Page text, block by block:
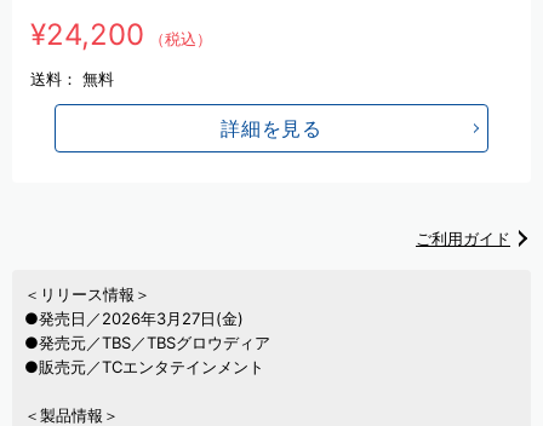
¥24,200 （税込）
送料： 無料
詳細を見る
ご利用ガイド
＜リリース情報＞
●発売日／2026年3月27日(金)
●発売元／TBS／TBSグロウディア
●販売元／TCエンタテインメント
＜製品情報＞